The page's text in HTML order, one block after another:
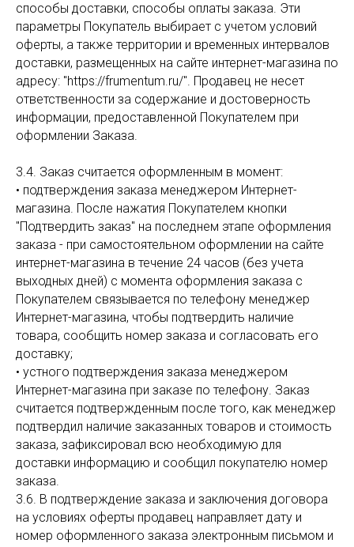
способы доставки, способы оплаты заказа. Эти
параметры Покупатель выбирает с учетом условий
оферты, а также территории и временных интервалов
доставки, размещенных на сайте интернет-магазина по
адресу: "https://frumentum.ru/". Продавец не несет
ответственности за содержание и достоверность
информации, предоставленной Покупателем при
оформлении Заказа.
3.4. Заказ считается оформленным в момент:
• подтверждения заказа менеджером Интернет-
магазина. После нажатия Покупателем кнопки
"Подтвердить заказ" на последнем этапе оформления
заказа - при самостоятельном оформлении на сайте
интернет-магазина в течение 24 часов (без учета
выходных дней) с момента оформления заказа с
Покупателем связывается по телефону менеджер
Интернет-магазина, чтобы подтвердить наличие
товара, сообщить номер заказа и согласовать его
доставку;
• устного подтверждения заказа менеджером
Интернет-магазина при заказе по телефону. Заказ
считается подтвержденным после того, как менеджер
подтвердил наличие заказанных товаров и стоимость
заказа, зафиксировал всю необходимую для
доставки информацию и сообщил покупателю номер
заказа.
3.6. В подтверждение заказа и заключения договора
на условиях оферты продавец направляет дату и
номер оформленного заказа электронным письмом и